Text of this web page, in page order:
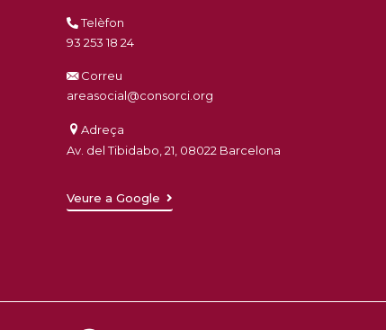
Telèfon
93 253 18 24
Correu
areasocial@consorci.org
Adreça
Av. del Tibidabo, 21, 08022 Barcelona
Veure a Google